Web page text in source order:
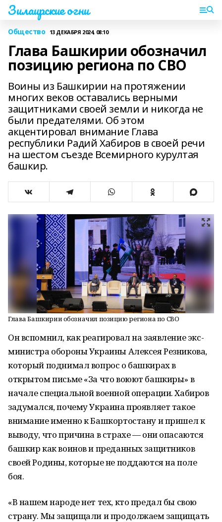
Зилаирские огни
Общество 13 ДЕКАБРЯ 2024, 08:10
Глава Башкирии обозначил
позицию региона по СВО
Воины из Башкирии на протяжении
многих веков оставались верными
защитниками своей земли и никогда не
были предателями. Об этом
акцентировал внимание Глава
республики Радий Хабиров в своей речи
на шестом съезде Всемирного курултая
башкир.
Глава Башкирии обозначил позицию региона по СВО
Он вспомнил, как реагировал на заявление экс-
министра обороны Украины Алексея Резникова,
который поднимал вопрос о башкирах в
открытом письме «За что воюют башкиры» в
начале специальной военной операции. Хабиров
задумался, почему Украина проявляет такое
внимание именно к Башкортостану и пришел к
выводу, что причина в страхе — они опасаются
башкир как воинов и преданных защитников
своей Родины, которые не поддаются на поле
боя.
«В нашем народе нет тех, кто предал бы свою
страну. Мы защищали и продолжаем защищать